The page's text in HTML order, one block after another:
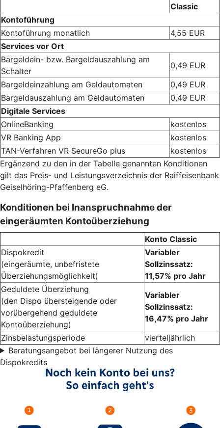
Classic
Kontoführung
Kontoführung monatlich
4,55 EUR
Services vor Ort
Bargeldein- bzw. Bargeldauszahlung am
Schalter
0,49 EUR
Bargeldeinzahlung am Geldautomaten
0,49 EUR
Bargeldauszahlung am Geldautomaten
0,49 EUR
Digitale Services
OnlineBanking
kostenlos
VR Banking App
kostenlos
TAN-Verfahren VR SecureGo plus
kostenlos
Ergänzend zu den in der Tabelle genannten Konditionen
gilt das Preis- und Leistungsverzeichnis der Raiffeisenbank
Geiselhöring-Pfaffenberg eG.
Konditionen bei Inanspruchnahme der
eingeräumten Kontoüberziehung
Konto Classic
Dispokredit
(eingeräumte, unbefristete
Überziehungsmöglichkeit)
Variabler
Sollzinssatz:
11,57% pro Jahr
Geduldete Überziehung
(den Dispo übersteigende oder
vorübergehend geduldete
Kontoüberziehung)
Variabler
Sollzinssatz:
16,47% pro Jahr
Zinsbelastungsperiode
vierteljährlich
Beratungsangebot bei längerer Nutzung des
Dispokredits